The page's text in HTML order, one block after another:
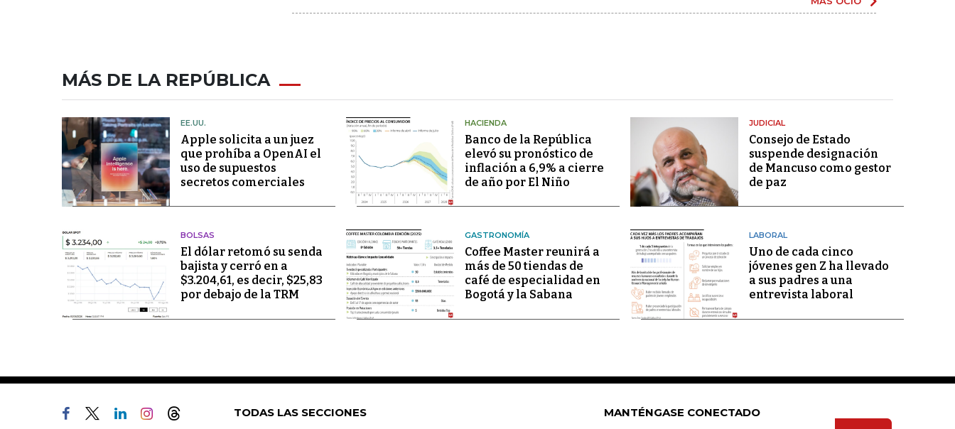
MÁS DE LA REPÚBLICA
EE.UU.
Apple solicita a un juez
que prohíba a OpenAI el
uso de supuestos
secretos comerciales
HACIENDA
Banco de la República
elevó su pronóstico de
inflación a 6,9% a cierre
de año por El Niño
JUDICIAL
Consejo de Estado
suspende designación
de Mancuso como gestor
de paz
BOLSAS
El dólar retomó su senda
bajista y cerró en a
$3.204,61, es decir, $25,83
por debajo de la TRM
GASTRONOMÍA
Coffee Master reunirá a
más de 50 tiendas de
café de especialidad en
Bogotá y la Sabana
LABORAL
Uno de cada cinco
jóvenes gen Z ha llevado
a sus padres a una
entrevista laboral
TODAS LAS SECCIONES MANTÉNGASE CONECTADO